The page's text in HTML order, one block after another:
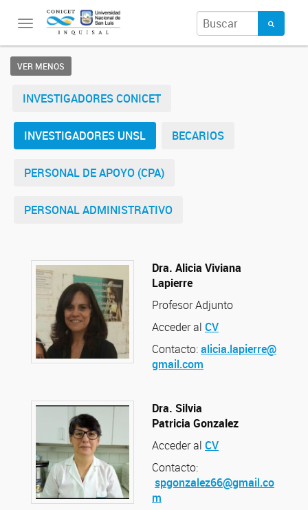
Toggle
VER MENOS
INVESTIGADORES CONICET
INVESTIGADORES UNSL BECARIOS
PERSONAL DE APOYO (CPA)
PERSONAL ADMINISTRATIVO
Dra. Alicia Viviana
Lapierre
Profesor Adjunto
Acceder al CV
Contacto:alicia.lapierre@
gmail.com
Dra. Silvia
Patricia Gonzalez
Acceder al CV
Contacto:
spgonzalez66@gmail.co
m